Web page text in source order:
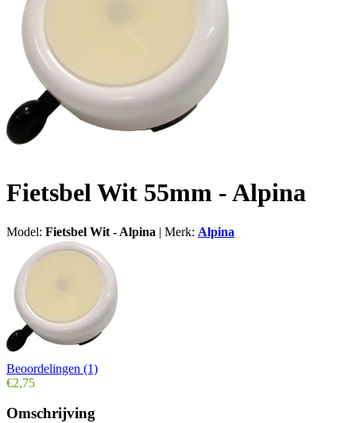
Fietsbel Wit 55mm - Alpina
Model: Fietsbel Wit - Alpina | Merk: Alpina
Beoordelingen (1)
€2,75
Omschrijving